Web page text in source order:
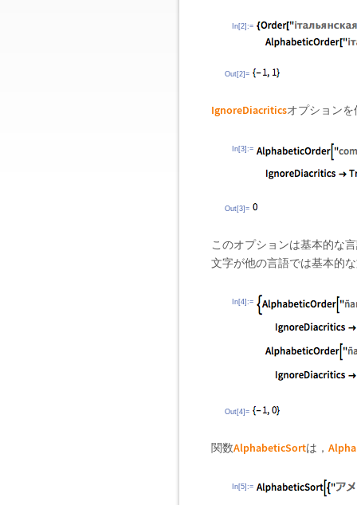
In[2]:=
Out[2]=
IgnoreDiacriticsオプション
In[3]:=
Out[3]=
このオプションは基本的な
文字が他の言語では基本的
In[4]:=
Out[4]=
関数AlphabeticSortは，
In[5]:=